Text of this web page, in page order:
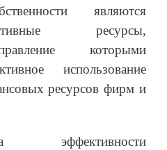
являются
ресурсы,
которыми
использование
ресурсов фирм и